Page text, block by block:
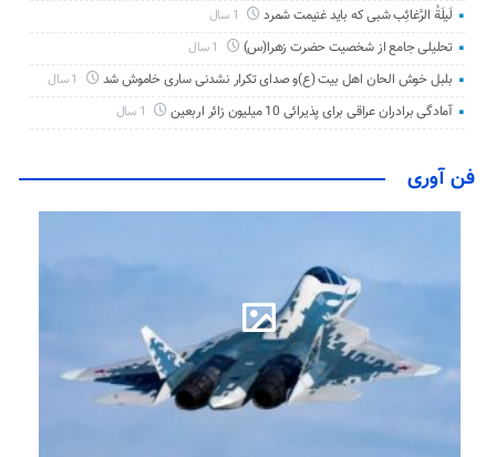
لَیلَةُ الرَّغائِب شبی که باید غنیمت شمرد
تحلیلی جامع از شخصیت حضرت زهرا(س)
بلبل خوش الحان اهل بیت (ع)و صدای تکرار نشدنی ساری خاموش شد
آمادگی برادران عراقی برای پذیرائی 10 میلیون زائر اربعین
فن آوری